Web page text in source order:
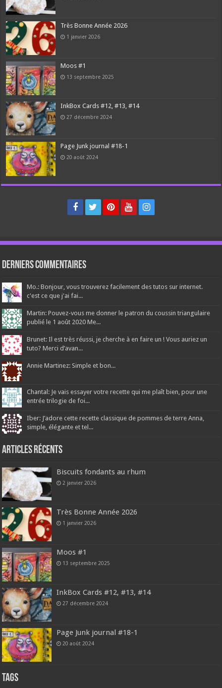
Très Bonne Année 2026
1 janvier 2026
Moos #1
13 septembre 2025
InkBox Cards #12, #13, #14
27 décembre 2024
Page Junk journal #18-1
20 août 2024
Derniers Commentaires
Mo.: Bonjour, vous trouverez facilement des tutos sur internet.
c'est ce que j'ai fai...
Martin: Pouvez-vous me donner le patron du coussin triangulaire
publié le 1 août 2020 Me...
Brunet: Il est très réussi, je cherche à en faire un ! Vous auriez un
tuto? Merci d’avan...
Annie Martinez: Simple et bon...
Chantal: Je vais essayer votre recette qui me plaît bien, pour une
entrée trilogie de foi...
Iber: J’adore cette recette classique de pommes de terre Anna,
simple, élégante et tel...
Articles récents
Biscuits fondants au rhum
2 janvier 2026
Très Bonne Année 2026
1 janvier 2026
Moos #1
13 septembre 2025
InkBox Cards #12, #13, #14
27 décembre 2024
Page Junk journal #18-1
20 août 2024
Tags